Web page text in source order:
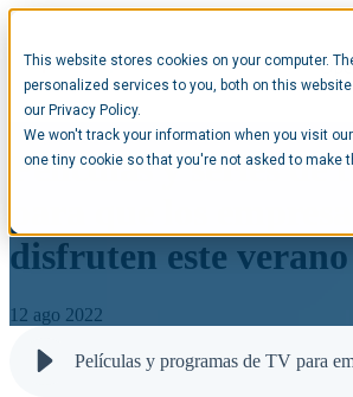
This website stores cookies on your computer.
personalized services to you, both on this
our Privacy Policy.
We won't track your information when you visit
one tiny cookie so that you're not asked to make
Películas y series de
disfruten este verano
12 ago 2022